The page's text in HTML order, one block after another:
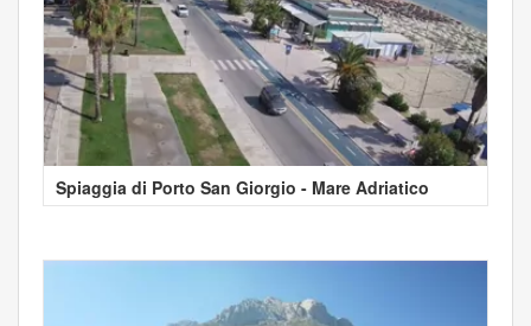
Spiaggia di Porto San Giorgio - Mare Adriatico